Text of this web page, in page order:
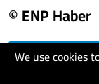
We use cookies
© ENP Haber